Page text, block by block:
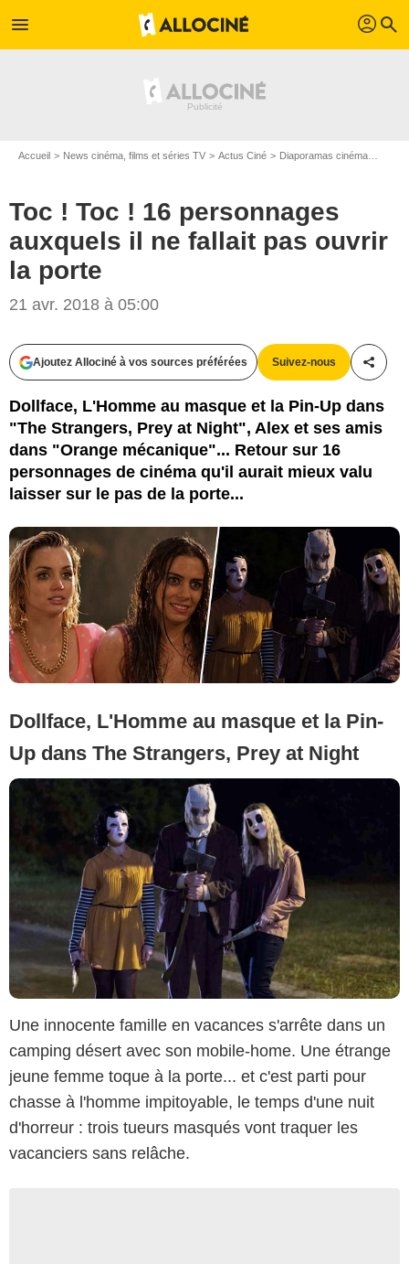
menu profil search
Accueil News cinéma, films et séries TV Actus Ciné Diaporamas cinéma
Toc ! Toc ! 16 personnages
auxquels il ne fallait pas ouvrir
la porte
21 avr. 2018 à 05:00
Ajoutez Allociné à vos sources préférées Suivez-nous
Dollface, L'Homme au masque et la Pin-Up dans
"The Strangers, Prey at Night", Alex et ses amis
dans "Orange mécanique"... Retour sur 16
personnages de cinéma qu'il aurait mieux valu
laisser sur le pas de la porte...
Synergy Cinéma / Paramount Pictures France
Dollface, L'Homme au masque et la Pin-
Up dans The Strangers, Prey at Night
Une innocente famille en vacances s'arrête dans un
camping désert avec son mobile-home. Une étrange
jeune femme toque à la porte... et c'est parti pour
chasse à l'homme impitoyable, le temps d'une nuit
d'horreur : trois tueurs masqués vont traquer les
vacanciers sans relâche.